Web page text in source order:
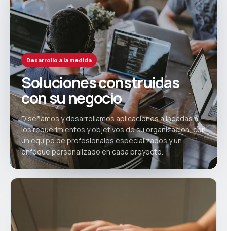
Desarrollo a la medida
Soluciones construidas
con su negocio
Diseñamos y desarrollamos aplicaciones alineadas a
los requerimientos y objetivos de su organización, con
un equipo de profesionales especializados y un
enfoque personalizado en cada proyecto.